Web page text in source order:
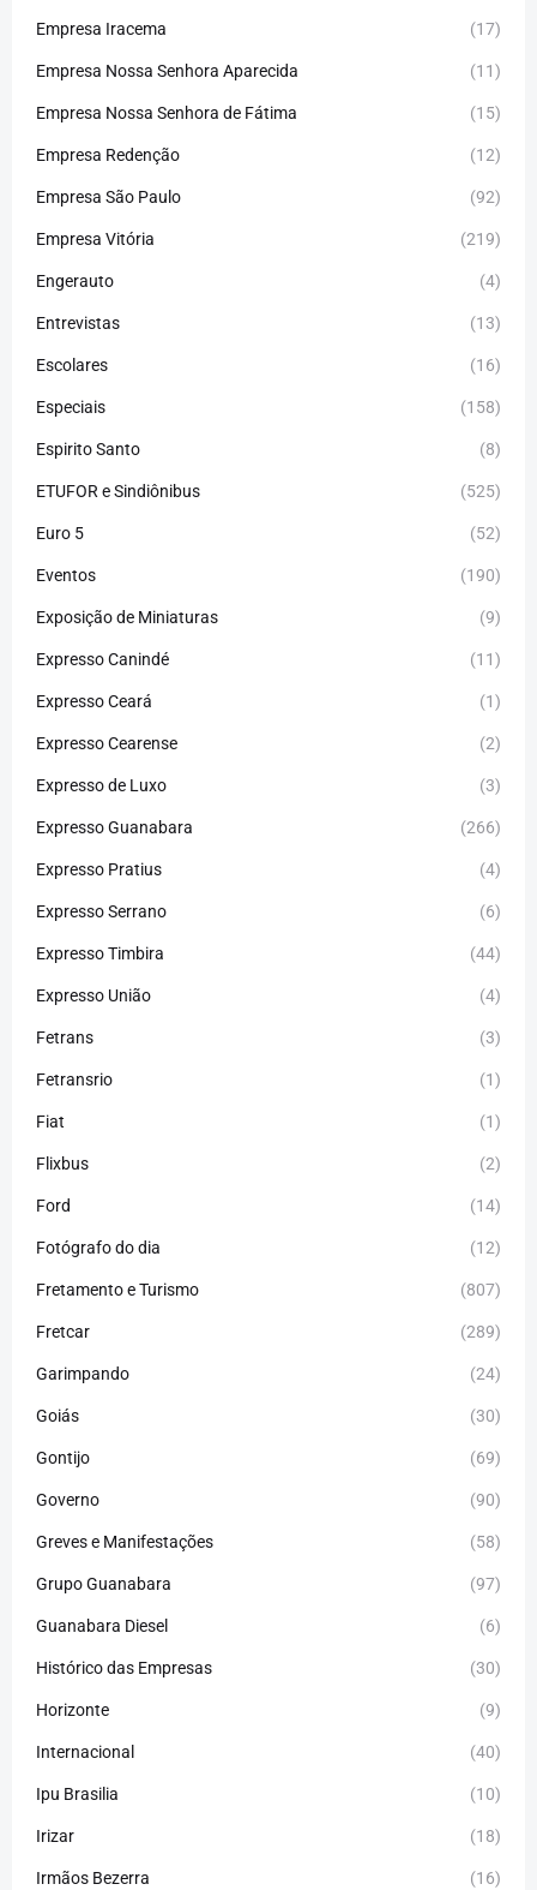
Empresa Iracema (17)
Empresa Nossa Senhora Aparecida (11)
Empresa Nossa Senhora de Fátima (15)
Empresa Redenção (12)
Empresa São Paulo (92)
Empresa Vitória (219)
Engerauto (4)
Entrevistas (13)
Escolares (16)
Especiais (158)
Espirito Santo (8)
ETUFOR e Sindiônibus (525)
Euro 5 (52)
Eventos (190)
Exposição de Miniaturas (9)
Expresso Canindé (11)
Expresso Ceará (1)
Expresso Cearense (2)
Expresso de Luxo (3)
Expresso Guanabara (266)
Expresso Pratius (4)
Expresso Serrano (6)
Expresso Timbira (44)
Expresso União (4)
Fetrans (3)
Fetransrio (1)
Fiat (1)
Flixbus (2)
Ford (14)
Fotógrafo do dia (12)
Fretamento e Turismo (807)
Fretcar (289)
Garimpando (24)
Goiás (30)
Gontijo (69)
Governo (90)
Greves e Manifestações (58)
Grupo Guanabara (97)
Guanabara Diesel (6)
Histórico das Empresas (30)
Horizonte (9)
Internacional (40)
Ipu Brasilia (10)
Irizar (18)
Irmãos Bezerra (16)